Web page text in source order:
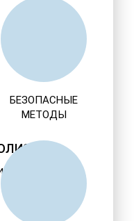
БЕЗОПАСНЫЕ
МЕТОДЫ